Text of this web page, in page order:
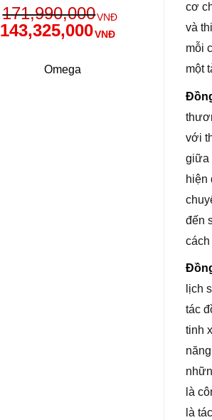
171,990,000VNĐ
143,325,000VNĐ
Omega
cơ
và
mỗi
một
với
giữa
hiện
đến
lịch
tác
tinh
là
là